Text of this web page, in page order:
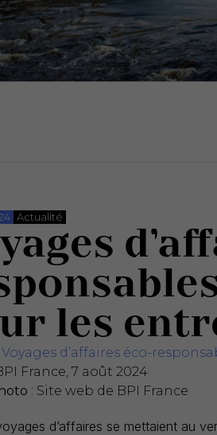
Actualité
les
Voyages d’affaires éco-
France, 7 août 2024
: Site web de BPI France
d’affaires se mettaient au